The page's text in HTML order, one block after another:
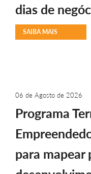
dias de
SAIBA MAIS
06 de Agosto de 2026
Programa
para mapear